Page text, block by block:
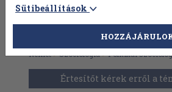
Német>Szociológia>Politikai
Értesítőt kérek erről a
Sütibeállítások